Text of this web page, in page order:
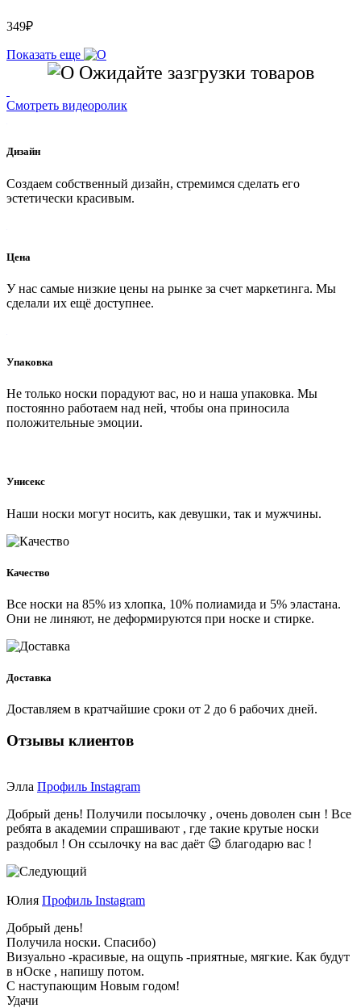
349₽
Показать еще
Ожидайте зазгрузки товаров
Смотреть видеоролик
Дизайн
Создаем собственный дизайн, стремимся сделать его
эстетически красивым.
Цена
У нас самые низкие цены на рынке за счет маркетинга. Мы
сделали их ещё доступнее.
Упаковка
Не только носки порадуют вас, но и наша упаковка. Мы
постоянно работаем над ней, чтобы она приносила
положительные эмоции.
Унисекс
Наши носки могут носить, как девушки, так и мужчины.
Качество
Все носки на 85% из хлопка, 10% полиамида и 5% эластана.
Они не линяют, не деформируются при носке и стирке.
Доставка
Доставляем в кратчайшие сроки от 2 до 6 рабочих дней.
Отзывы клиентов
Элла Профиль Instagram
Добрый день! Получили посылочку , очень доволен сын ! Все
ребята в академии спрашивают , где такие крутые носки
раздобыл ! Он ссылочку на вас даёт 😉 благодарю вас !
Юлия Профиль Instagram
Добрый день!
Получила носки. Спасибо)
Визуально -красивые, на ощупь -приятные, мягкие. Как будут
в нОске , напишу потом.
С наступающим Новым годом!
Удачи